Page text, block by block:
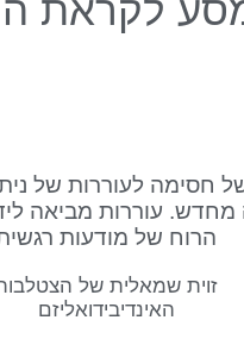
לקראת
חסימה לעוררות של
עוררות מביאה
הרוח של מודעות רגשית
זוית שמאלית של הצטלבות
האינדיבידואליזם